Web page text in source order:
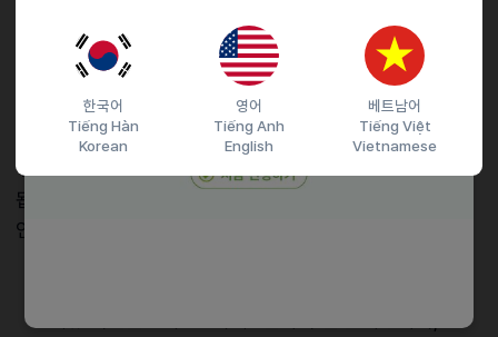
한국어
Tiếng Hàn
Korean
영어
Tiếng Anh
English
베트남어
Tiếng Việt
Vietnamese
• TOPIK 2급 이상
비자 정보 : D-4-2K
K-Trainee 프로그램 참여자는D-4-2K 비자를 발급받게
됩니다. 이는 일반연수(D-4) 비자 중 하나로, 기업 맞춤형
인턴십을 위해 신설된 비자 유형입니다.
• 체류 기간은 6개월. 최대 1년까지 연장 가능하며,